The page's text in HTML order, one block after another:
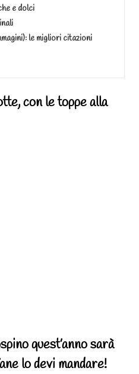
e dolci
le migliori citazioni
con le toppe alla
quest’anno sarà
lo devi mandare!